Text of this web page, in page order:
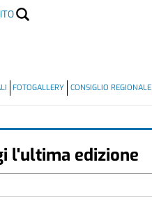
FOTOGALLERY CONSIGLIO REGIONALE
l'ultima edizione